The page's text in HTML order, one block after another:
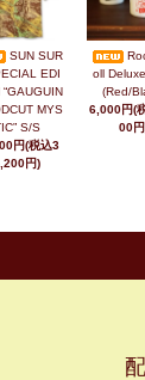
SUN SUR
EDI
“GAUGUIN
MYS
S/S
円(税込3
円)
oll
(Red/
6,000円(
00